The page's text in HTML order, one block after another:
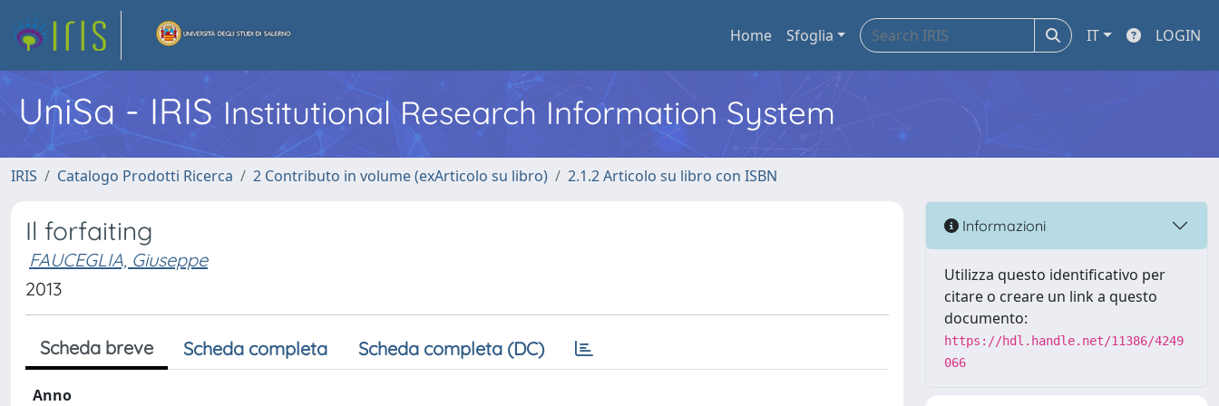
Home Sfoglia IT LOGIN
UniSa - IRIS Institutional Research Information System
IRIS Catalogo Prodotti Ricerca 2 Contributo in volume (exArticolo su libro) 2.1.2 Articolo su libro con ISBN
Il forfaiting
FAUCEGLIA, Giuseppe
2013
Scheda breve Scheda completa Scheda completa (DC)
Anno
Informazioni
Utilizza questo identificativo per
citare o creare un link a questo
documento:
https://hdl.handle.net/11386/4249
066